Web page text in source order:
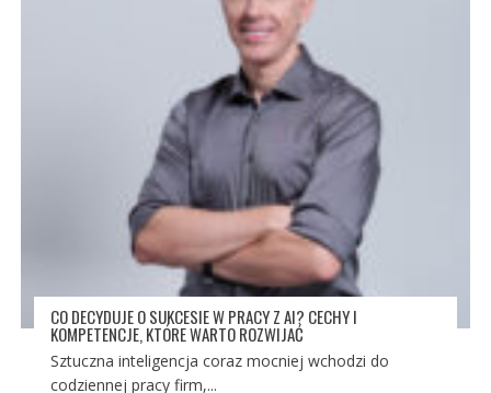
CO DECYDUJE O SUKCESIE W PRACY Z AI? CECHY I
KOMPETENCJE, KTÓRE WARTO ROZWIJAĆ
Sztuczna inteligencja coraz mocniej wchodzi do
codziennej pracy firm,...